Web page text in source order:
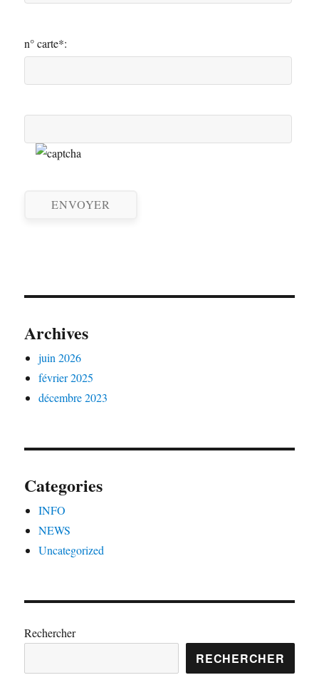
n° carte*:
Archives
juin 2026
février 2025
décembre 2023
Categories
INFO
NEWS
Uncategorized
Rechercher
RECHERCHER